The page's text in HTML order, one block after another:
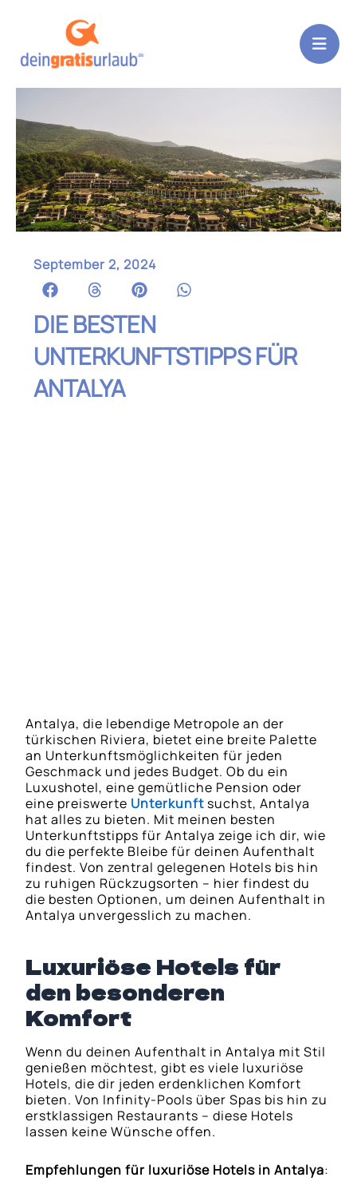
September 2, 2024
DIE BESTEN
UNTERKUNFTSTIPPS FÜR
ANTALYA
Antalya, die lebendige Metropole an der
türkischen Riviera, bietet eine breite Palette
an Unterkunftsmöglichkeiten für jeden
Geschmack und jedes Budget. Ob du ein
Luxushotel, eine gemütliche Pension oder
eine preiswerte Unterkunft suchst, Antalya
hat alles zu bieten. Mit meinen besten
Unterkunftstipps für Antalya zeige ich dir, wie
du die perfekte Bleibe für deinen Aufenthalt
findest. Von zentral gelegenen Hotels bis hin
zu ruhigen Rückzugsorten – hier findest du
die besten Optionen, um deinen Aufenthalt in
Antalya unvergesslich zu machen.
Luxuriöse Hotels für
den besonderen
Komfort
Wenn du deinen Aufenthalt in Antalya mit Stil
genießen möchtest, gibt es viele luxuriöse
Hotels, die dir jeden erdenklichen Komfort
bieten. Von Infinity-Pools über Spas bis hin zu
erstklassigen Restaurants – diese Hotels
lassen keine Wünsche offen.
Empfehlungen für luxuriöse Hotels in Antalya: